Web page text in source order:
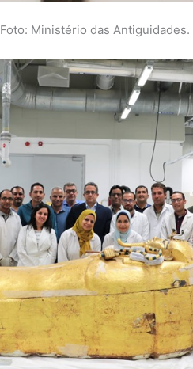
Foto: Ministério das Antiguidades.